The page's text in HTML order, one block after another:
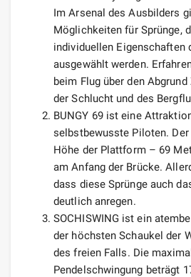
Im Arsenal des Ausbilders
Möglichkeiten für Sprünge,
individuellen Eigenschaften
ausgewählt werden.
beim Flug über den
der Schlucht und des
BUNGY 69 ist eine
selbstbewusste Piloten.
Höhe der Plattform – 69
am Anfang der Brücke.
dass diese Sprünge auch
deutlich anregen.
SOCHISWING ist ein
der höchsten Schaukel der
des freien Falls. Die
Pendelschwingung beträgt